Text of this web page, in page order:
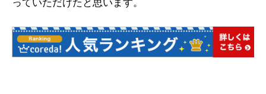
っていただけたと思います。